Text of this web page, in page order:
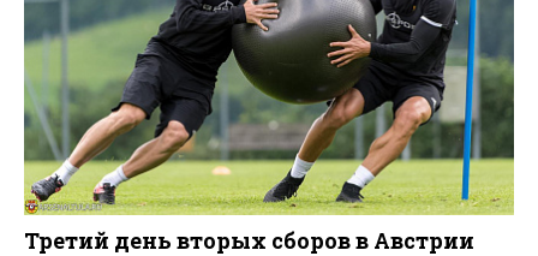
Третий день вторых сборов в Австрии